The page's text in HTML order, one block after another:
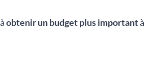
obtenir un budget plus importantà